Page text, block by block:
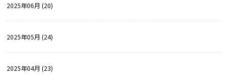
2025年06月 (20)
2025年05月 (24)
2025年04月 (23)